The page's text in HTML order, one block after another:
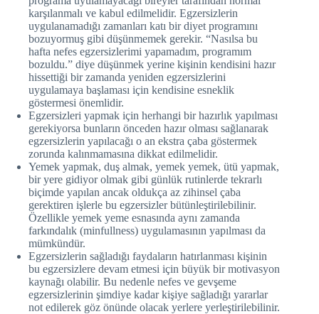
karşılanmalı ve kabul edilmelidir. Egzersizlerin
uygulanamadığı zamanları katı bir diyet programını
bozuyormuş gibi düşünmemek gerekir. “Nasılsa bu
hafta nefes egzersizlerimi yapamadım, programım
bozuldu.” diye düşünmek yerine kişinin kendisini hazır
hissettiği bir zamanda yeniden egzersizlerini
uygulamaya başlaması için kendisine esneklik
göstermesi önemlidir.
Egzersizleri yapmak için herhangi bir hazırlık yapılması
gerekiyorsa bunların önceden hazır olması sağlanarak
egzersizlerin yapılacağı o an ekstra çaba göstermek
zorunda kalınmamasına dikkat edilmelidir.
Yemek yapmak, duş almak, yemek yemek, ütü yapmak,
bir yere gidiyor olmak gibi günlük rutinlerde tekrarlı
biçimde yapılan ancak oldukça az zihinsel çaba
gerektiren işlerle bu egzersizler bütünleştirilebilinir.
Özellikle yemek yeme esnasında aynı zamanda
farkındalık (minfullness) uygulamasının yapılması da
mümkündür.
Egzersizlerin sağladığı faydaların hatırlanması kişinin
bu egzersizlere devam etmesi için büyük bir motivasyon
kaynağı olabilir. Bu nedenle nefes ve gevşeme
egzersizlerinin şimdiye kadar kişiye sağladığı yararlar
not edilerek göz önünde olacak yerlere yerleştirilebilinir.